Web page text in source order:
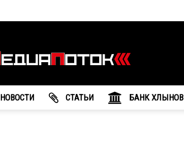
агентство
"МедиаПоток"
НОВОСТИ CТАТЬИ БАНК ХЛЫНОВ